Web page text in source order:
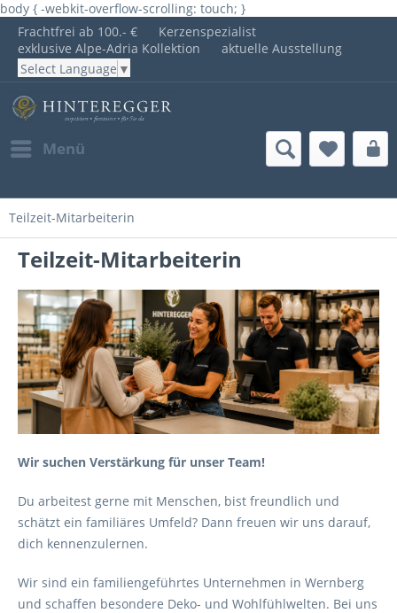
body { -webkit-overflow-scrolling: touch; }
Frachtfrei ab 100.- €
Kerzenspezialist
exklusive Alpe-Adria Kollektion
aktuelle Ausstellung
Select Language ▼
Menü
Teilzeit-Mitarbeiterin
Teilzeit-Mitarbeiterin
Wir suchen Verstärkung für unser Team!
Du arbeitest gerne mit Menschen, bist freundlich und
schätzt ein familiäres Umfeld? Dann freuen wir uns darauf,
dich kennenzulernen.
Wir sind ein familiengeführtes Unternehmen in Wernberg
und schaffen besondere Deko- und Wohlfühlwelten. Bei uns